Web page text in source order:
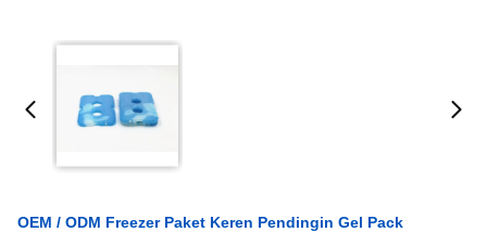
OEM / ODM Freezer Paket Keren Pendingin Gel Pack